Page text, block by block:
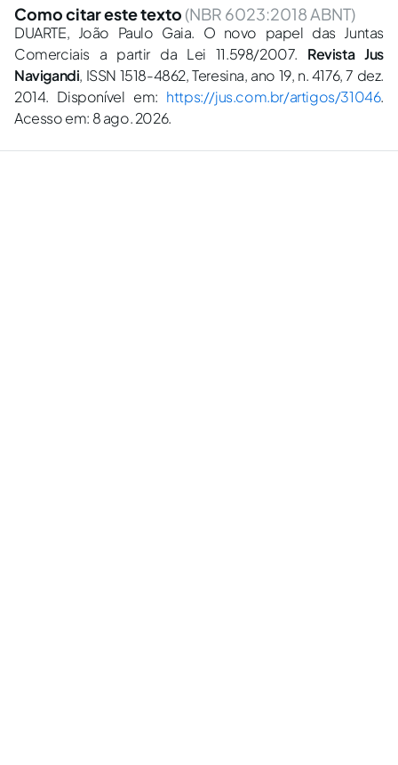
Como citar este texto (NBR 6023:2018 ABNT)
DUARTE, João Paulo Gaia. O novo papel das Juntas
Comerciais a partir da Lei 11.598/2007. Revista Jus
Navigandi, ISSN 1518-4862, Teresina, ano 19, n. 4176, 7 dez.
2014. Disponível em: https://jus.com.br/artigos/31046.
Acesso em: 8 ago. 2026.